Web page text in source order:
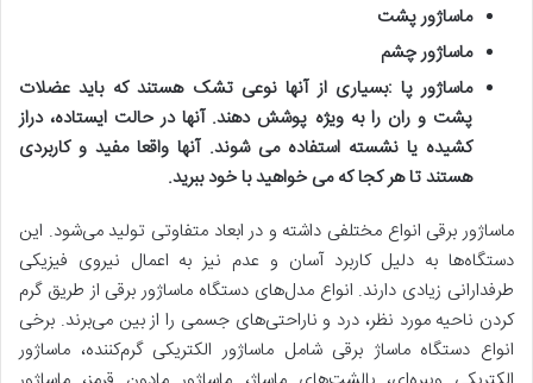
ماساژور پشت
ماساژور چشم
ماساژور پا :بسیاری از آنها نوعی تشک هستند که باید عضلات
پشت و ران را به ویژه پوشش دهند. آنها در حالت ایستاده، دراز
کشیده یا نشسته استفاده می شوند. آنها واقعا مفید و کاربردی
هستند تا هر کجا که می خواهید با خود ببرید.
ماساژور برقی انواع مختلفی داشته و در ابعاد متفاوتی تولید می‌شود. این
دستگاه‌ها به دلیل کاربرد آسان و عدم نیز به اعمال نیروی فیزیکی
طرفدارانی زیادی دارند. انواع مدل‌های دستگاه ماساژور برقی از طریق گرم
کردن ناحیه مورد نظر، درد و ناراحتی‌های جسمی را از بین می‌برند. برخی
انواع دستگاه ماساژ برقی شامل ماساژور الکتریکی گرم‌کننده، ماساژور